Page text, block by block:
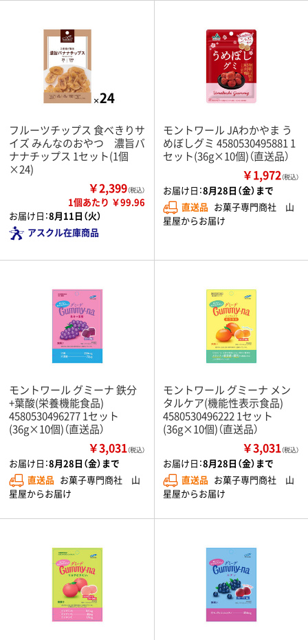
フルーツチップス 食べきりサ
イズ みんなのおやつ 濃旨バ
ナナチップス 1セット(1個
×24)
￥2,399（税込）
1個あたり ￥99.96
お届け日：8月11日（火）
アスクル在庫商品
モントワール JAわかやま う
めぼしグミ 4580530495881 1
セット(36g×10個)（直送品）
￥1,972（税込）
お届け日：8月28日（金）まで
直送品 お菓子専門商社 山
星屋からお届け
モントワール グミーナ 鉄分
+葉酸(栄養機能食品)
4580530496277 1セット
(36g×10個)（直送品）
￥3,031（税込）
お届け日：8月28日（金）まで
直送品 お菓子専門商社 山
星屋からお届け
モントワール グミーナ メン
タルケア(機能性表示食品)
4580530496222 1セット
(36g×10個)（直送品）
￥3,031（税込）
お届け日：8月28日（金）まで
直送品 お菓子専門商社 山
星屋からお届け